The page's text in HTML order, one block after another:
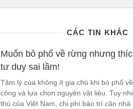
CÁC TIN KHÁC
Muốn bỏ phố về rừng nhưng
tư duy sai lầm!
Tâm lý của không ít gia chủ khi bỏ phố
công và lựa chọn nguyên vật liệu. Tuy
thù của Việt Nam, chi phí bảo trì căn